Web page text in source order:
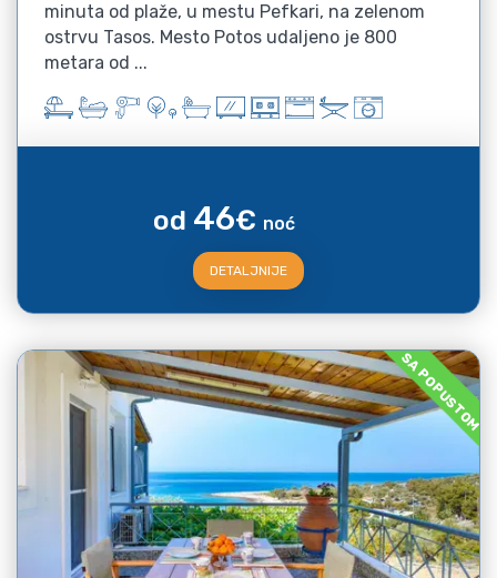
minuta od plaže, u mestu Pefkari, na zelenom
ostrvu Tasos. Mesto Potos udaljeno je 800
metara od ...
od 46€ noć
DETALJNIJE
SA POPUSTOM